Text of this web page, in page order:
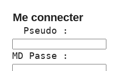
Me connecter
  Pseudo :
MD Passe :